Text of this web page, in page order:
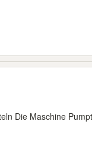
Die Maschine